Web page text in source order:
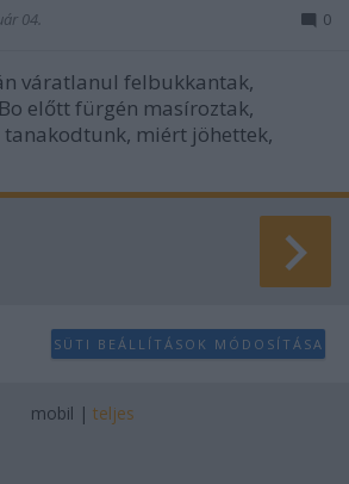
04. 0
váratlanul felbukkantak,
előtt fürgén masíroztak,
miért jöhettek,
SÜTI BEÁLLÍTÁSOK MÓDOSÍTÁSA
mobil | teljes